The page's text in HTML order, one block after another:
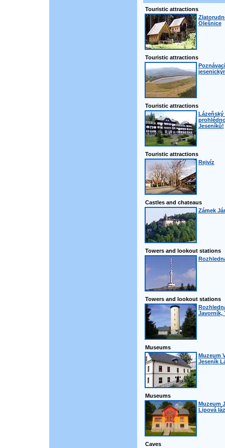
Touristic attractions
Olešnice
Touristic attractions
Touristic attractions
Jeseníků!
Touristic attractions
Rejvíz
Castles and chateaus
Zámek
Towers and lookout stations
Towers and lookout stations
Javorník,
Museums
Muzeum
Jeseník
Museums
Muzeum
Lipová
Caves